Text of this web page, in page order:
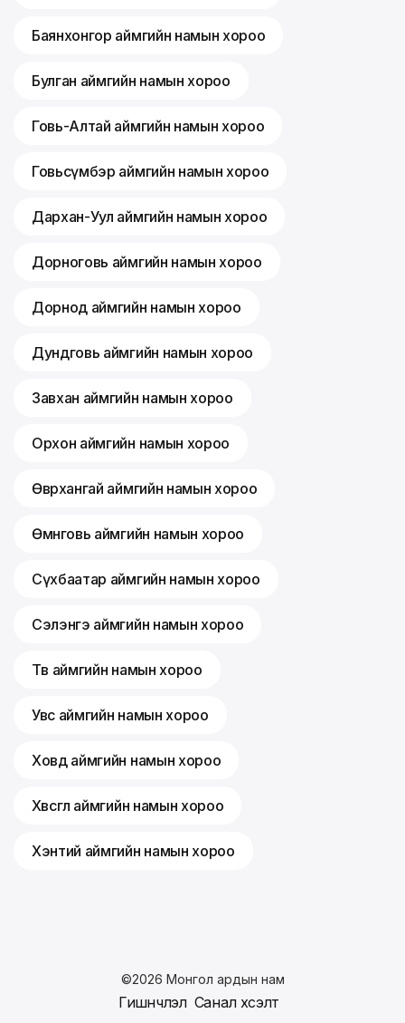
Баянхонгор аймгийн намын хороо
Булган аймгийн намын хороо
Говь-Алтай аймгийн намын хороо
Говьсүмбэр аймгийн намын хороо
Дархан-Уул аймгийн намын хороо
Дорноговь аймгийн намын хороо
Дорнод аймгийн намын хороо
Дундговь аймгийн намын хороо
Завхан аймгийн намын хороо
Орхон аймгийн намын хороо
Өвөрхангай аймгийн намын хороо
Өмнөговь аймгийн намын хороо
Сүхбаатар аймгийн намын хороо
Сэлэнгэ аймгийн намын хороо
Төв аймгийн намын хороо
Увс аймгийн намын хороо
Ховд аймгийн намын хороо
Хөвсгөл аймгийн намын хороо
Хэнтий аймгийн намын хороо
©2026 Монгол ардын нам
Гишүүнчлэл Санал хүсэлт